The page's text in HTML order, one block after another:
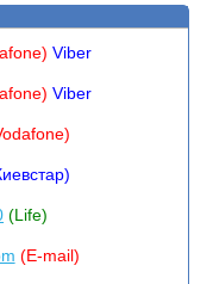
Viber
Viber
(Life)
(E-mail)